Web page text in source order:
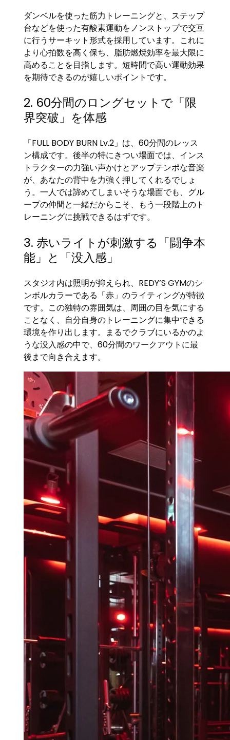
ダンベルを使った筋力トレーニングと、ステップ
台などを使った有酸素運動をノンストップで交互
に行うサーキット形式を採用しています。これに
より心拍数を高く保ち、脂肪燃焼効率を最大限に
高めることを目指します。短時間で高い運動効果
を期待できるのが嬉しいポイントです。
2. 60分間のロングセットで「限
界突破」を体感
「FULL BODY BURN Lv.2」は、60分間のレッス
ン構成です。後半の特にきつい場面では、インス
トラクターの力強い声かけとアップテンポな音楽
が、あなたの背中を力強く押してくれるでしょ
う。一人では諦めてしまいそうな場面でも、グル
ープの仲間と一緒だからこそ、もう一段階上のト
レーニングに挑戦できるはずです。
3. 赤いライトが刺激する「闘争本
能」と「没入感」
スタジオ内は照明が抑えられ、REDY’S GYMのシ
ンボルカラーである「赤」のライティングが特徴
です。この独特の雰囲気は、周囲の目を気にする
ことなく、自分自身のトレーニングに集中できる
環境を作り出します。まるでクラブにいるかのよ
うな没入感の中で、60分間のワークアウトに最
後まで向き合えます。